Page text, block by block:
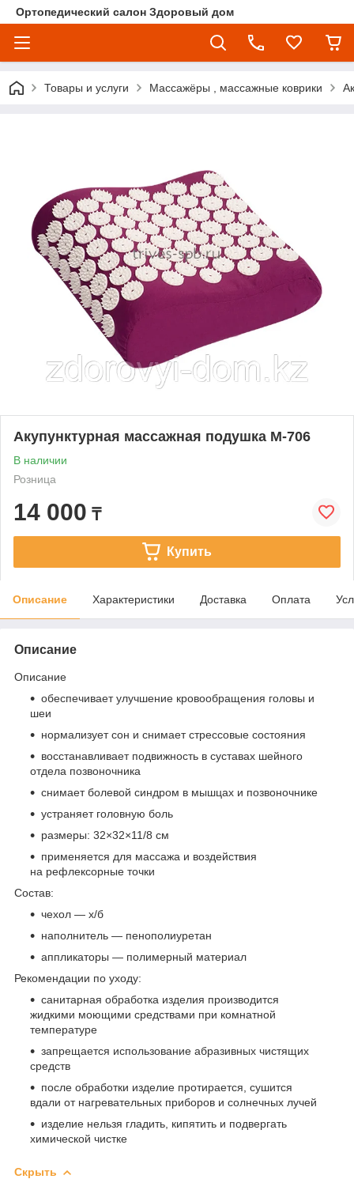
Ортопедический салон Здоровый дом
Товары и услуги Массажёры , массажные коврики
Акупунктурная массажная подушка М-706
В наличии
Розница
14 000 ₸
Купить
Описание Характеристики Доставка Оплата
Описание
Описание
обеспечивает улучшение кровообращения головы и
шеи
нормализует сон и снимает стрессовые состояния
восстанавливает подвижность в суставах шейного
отдела позвоночника
снимает болевой синдром в мышцах и позвоночнике
устраняет головную боль
размеры: 32×32×11/8 см
применяется для массажа и воздействия
на рефлексорные точки
Состав:
чехол — х/б
наполнитель — пенополиуретан
аппликаторы — полимерный материал
Рекомендации по уходу:
санитарная обработка изделия производится
жидкими моющими средствами при комнатной
температуре
запрещается использование абразивных чистящих
средств
после обработки изделие протирается, сушится
вдали от нагревательных приборов и солнечных лучей
изделие нельзя гладить, кипятить и подвергать
химической чистке
Скрыть